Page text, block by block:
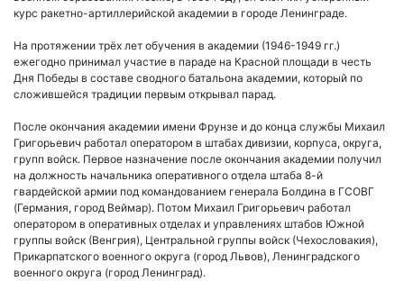
курс ракетно-артиллерийской академии в городе Ленинграде.
На протяжении трёх лет обучения в академии (1946-1949 гг.)
ежегодно принимал участие в параде на Красной площади в честь
Дня Победы в составе сводного батальона академии, который по
сложившейся традиции первым открывал парад.
После окончания академии имени Фрунзе и до конца службы Михаил
Григорьевич работал оператором в штабах дивизии, корпуса, округа,
групп войск. Первое назначение после окончания академии получил
на должность начальника оперативного отдела штаба 8-й
гвардейской армии под командованием генерала Болдина в ГСОВГ
(Германия, город Веймар). Потом Михаил Григорьевич работал
оператором в оперативных отделах и управлениях штабов Южной
группы войск (Венгрия), Центральной группы войск (Чехословакия),
Прикарпатского военного округа (город Львов), Ленинградского
военного округа (город Ленинград).